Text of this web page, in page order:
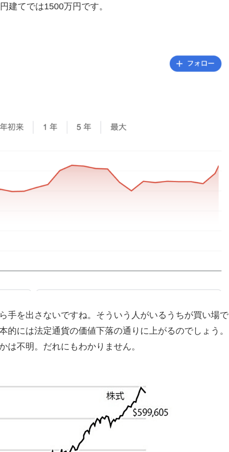
建てでは1500万円です。
手を出さないですね。そういう人がいるうちが買い場で
的には法定通貨の価値下落の通りに上がるのでしょう。
は不明。だれにもわかりません。